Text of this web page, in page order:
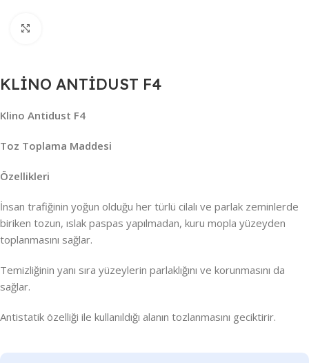
KLİNO ANTİDUST F4
Klino Antidust F4
Toz Toplama Maddesi
Özellikleri
İnsan trafiğinin yoğun olduğu her türlü cilalı ve parlak zeminlerde
biriken tozun, ıslak paspas yapılmadan, kuru mopla yüzeyden
toplanmasını sağlar.
Temizliğinin yanı sıra yüzeylerin parlaklığını ve korunmasını da
sağlar.
Antistatik özelliği ile kullanıldığı alanın tozlanmasını geciktirir.